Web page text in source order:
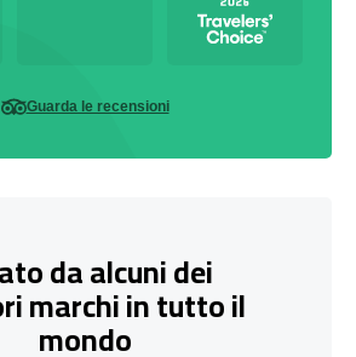
Guarda le recensioni
da alcuni dei
marchi in tutto il
mondo